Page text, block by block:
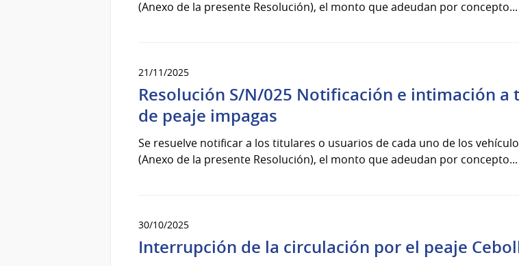
(Anexo de la presente Resolución), el monto que adeudan por concepto...
21/11/2025
Resolución S/N/025 Notificación e intimación
de peaje impagas
Se resuelve notificar a los titulares o usuarios de cada uno de los
(Anexo de la presente Resolución), el monto que adeudan por concepto...
30/10/2025
Interrupción de la circulación por el peaje